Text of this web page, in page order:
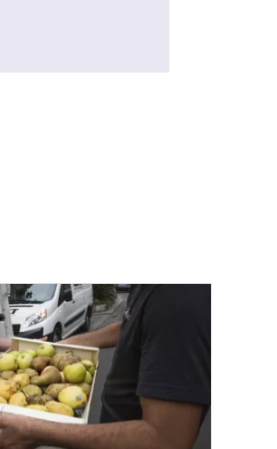
les aliments sont moins gaspillés